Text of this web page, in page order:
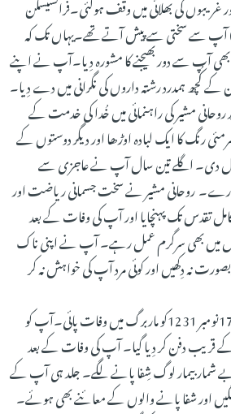
کی بھلائی میں وقف ہوگئی۔فرانسیسکن
آپ سے سختی سے پیش آتے تھے۔یہاں تک کہ
آپ سے دور بھیجنے کا مشورہ دِیا۔آپ نے اپنے
کُچھ ہمدرد رشتہ داروں کی نگرانی میں دے دِیا۔
مشیر کی راہنمائی میں خُدا کی خدمت کے
رنگ کا ایک لبادہ اوڑھا اور دیگر دوستوں کے
دی۔ اگلے تین سال آپ نے عاجزی سے
روحانی مشیر نے سخت جسمانی ریاضت اور
تقدس تک پہنچایا اور آپ کی وفات کے بعد
بھی سرگرم عمل رہے۔ آپ نے اپنی ناک
نہ دِکھیں اور کوئی مرد آپ کی خواہش نہ کر
آپ نے24 سال کی عُمرمیں 17نومبر 1231کو ماربرگ میں وفات پائی۔آپ کو
دفن کر دِیا گیا۔ آپ کی وفات کے بعد
بیمار لوگ شِفا پانے لگے۔ جلد ہی آپ کے
اور شفا پانے والوں کے معائنے بھی ہوئے۔